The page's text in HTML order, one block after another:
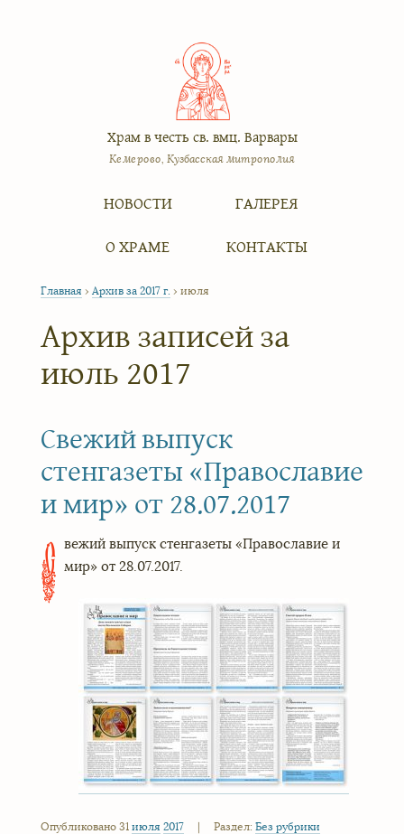
Храм в честь св. вмц. Варвары
Кемерово, Кузбасская митрополия
НОВОСТИ
О ХРАМЕ
ГАЛЕРЕЯ
КОНТАКТЫ
Главная › Архив за 2017 г. › июля
Архив записей за
июль 2017
Свежий выпуск
стенгазеты «Православие
и мир» от 28.07.2017
С вежий выпуск стенгазеты «Православие и
мир» от 28.07.2017.
Опубликовано 31 июля 2017 | Раздел: Без рубрики